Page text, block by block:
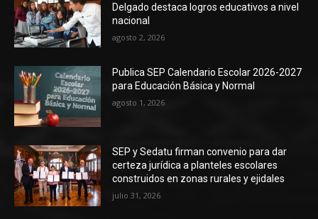
Delgado destaca logros educativos a nivel
nacional
agosto 2, 2026
Publica SEP Calendario Escolar 2026-2027
para Educación Básica y Normal
agosto 1, 2026
SEP y Sedatu firman convenio para dar
certeza jurídica a planteles escolares
construidos en zonas rurales y ejidales
julio 31, 2026